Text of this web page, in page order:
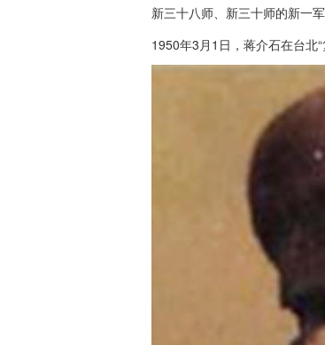
新三十八师、新三十师的新一
1950年3月1日，蒋介石在台北